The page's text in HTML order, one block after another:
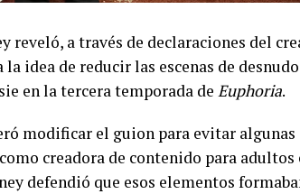
reveló, a través de declaraciones del
la idea de reducir las escenas de
en la tercera temporada de Euphoria.
modificar el guion para evitar algunas
creadora de contenido para adultos
defendió que esos elementos